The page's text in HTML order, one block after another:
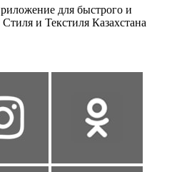
для быстрого и
и Текстиля Казахстана